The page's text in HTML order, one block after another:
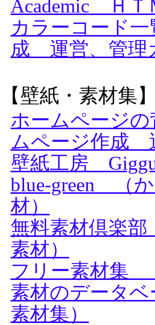
Academic ＨＴ
カラーコード
成 運営、管理
【壁紙・素材集
ホームページ
ムページ作成
壁紙工房
blue-green （
材）
無料素材倶楽
素材）
フリー素材集
素材のデータ
素材集）